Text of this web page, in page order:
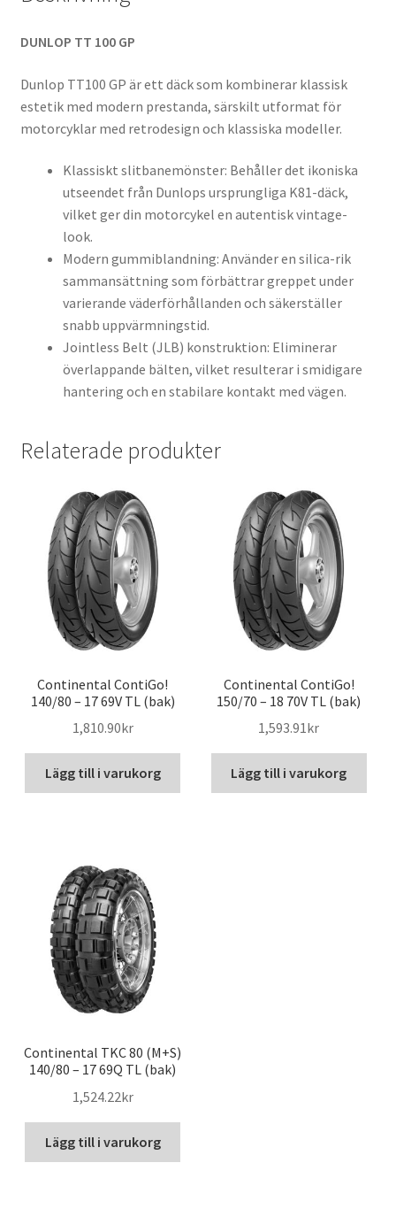
DUNLOP TT 100 GP
Dunlop TT100 GP är ett däck som kombinerar klassisk
estetik med modern prestanda, särskilt utformat för
motorcyklar med retrodesign och klassiska modeller.
Klassiskt slitbanemönster: Behåller det ikoniska
utseendet från Dunlops ursprungliga K81-däck,
vilket ger din motorcykel en autentisk vintage-
look.
Modern gummiblandning: Använder en silica-rik
sammansättning som förbättrar greppet under
varierande väderförhållanden och säkerställer
snabb uppvärmningstid.
Jointless Belt (JLB) konstruktion: Eliminerar
överlappande bälten, vilket resulterar i smidigare
hantering och en stabilare kontakt med vägen.
Relaterade produkter
Continental ContiGo!
140/80 – 17 69V TL (bak)
1,810.90kr
Lägg till i varukorg
Continental ContiGo!
150/70 – 18 70V TL (bak)
1,593.91kr
Lägg till i varukorg
Continental TKC 80 (M+S)
140/80 – 17 69Q TL (bak)
1,524.22kr
Lägg till i varukorg